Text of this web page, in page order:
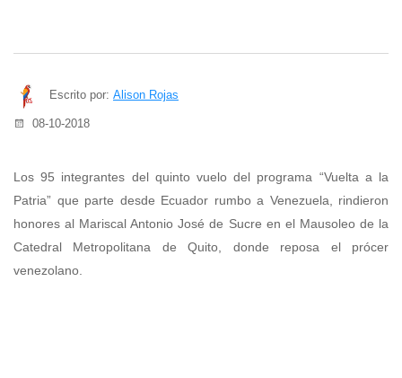
Escrito por: Alison Rojas
08-10-2018
Los 95 integrantes del quinto vuelo del programa “Vuelta a la
Patria” que parte desde Ecuador rumbo a Venezuela, rindieron
honores al Mariscal Antonio José de Sucre en el Mausoleo de la
Catedral Metropolitana de Quito, donde reposa el prócer
venezolano.